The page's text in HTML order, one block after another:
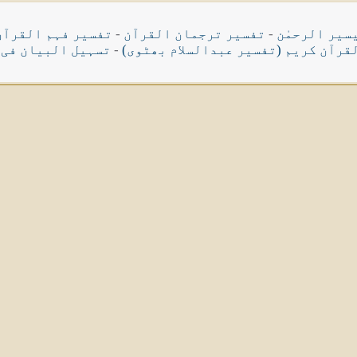
الرحمٰن - تفسیر ترجمان القرآن - تفسیر فہم
کریم (تفسیر عبدالسلام بھٹوی) - تسہیل البیان